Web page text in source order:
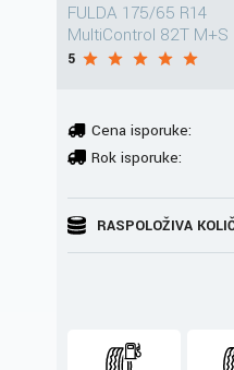
FULDA 175/65 R14
MultiControl 82T M+S
5
Cena isporuke:
Rok isporuke:
RASPOLOŽIVA